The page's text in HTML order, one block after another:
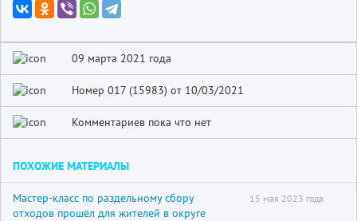
09 марта 2021 года
Номер 017 (15983) от 10/03/2021
Комментариев пока что нет
ПОХОЖИЕ МАТЕРИАЛЫ
Мастер-класс по раздельному сбору
отходов прошёл для жителей в округе
15 мая 2023 года